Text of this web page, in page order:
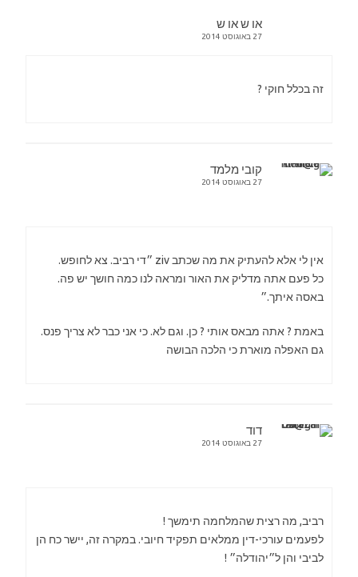
או ש או ש
27 באוגוסט 2014
זה בכלל חוקי ?
קובי מלמד
27 באוגוסט 2014
אין לי אלא להעתיק את מה שכתב ziv ״די רביב. צא לחופש.
כל פעם אתה מדליק את האור ומראה לנו כמה חושך יש פה.
באסה איתך.״
באמת ? אתה מבאס אותי ? כן. וגם לא. כי אני כבר לא צריך פנס.
גם האפלה מוארת כי הלכה הבושה
דוד
27 באוגוסט 2014
רביב, מה רצית שהמלחמה תימשך !
לפעמים עורכי-דין ממלאים תפקיד חיובי. במקרה זה, יישר כח הן
לביבי והן ל״יהודלה״ !